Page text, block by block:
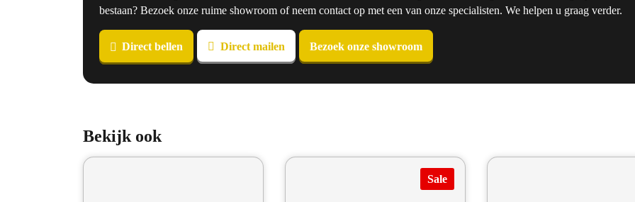
bestaan? Bezoek onze ruime showroom of neem contact op met een van onze specialisten. We helpen u graag verder.
Direct bellen Direct mailen Bezoek onze showroom
Bekijk ook
Sale